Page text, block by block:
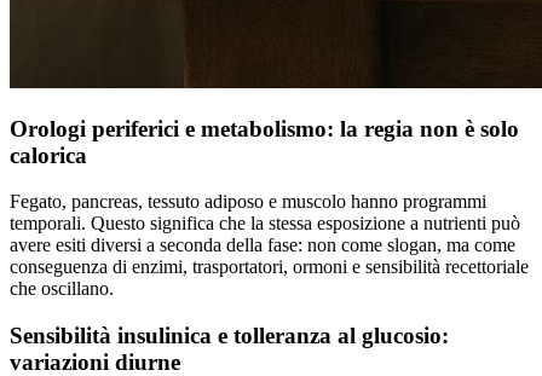
Orologi periferici e metabolismo: la regia non è solo
calorica
Fegato, pancreas, tessuto adiposo e muscolo hanno programmi
temporali. Questo significa che la stessa esposizione a nutrienti può
avere esiti diversi a seconda della fase: non come slogan, ma come
conseguenza di enzimi, trasportatori, ormoni e sensibilità recettoriale
che oscillano.
Sensibilità insulinica e tolleranza al glucosio:
variazioni diurne